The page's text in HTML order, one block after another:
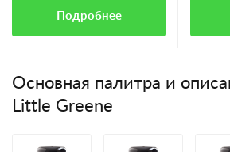
Подробнее
Основная палитра и
Little Greene